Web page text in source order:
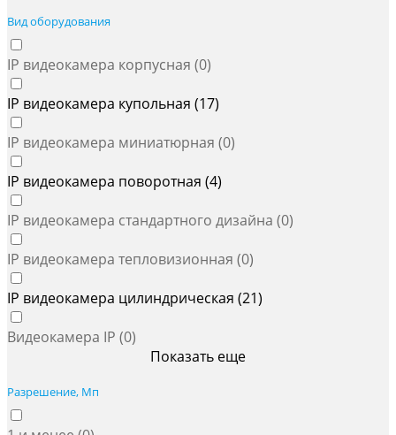
Вид оборудования
IP видеокамера корпусная (0)
IP видеокамера купольная (17)
IP видеокамера миниатюрная (0)
IP видеокамера поворотная (4)
IP видеокамера стандартного дизайна (0)
IP видеокамера тепловизионная (0)
IP видеокамера цилиндрическая (21)
Видеокамера IP (0)
Показать еще
Разрешение, Мп